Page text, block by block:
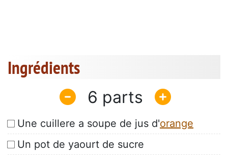
Ingrédients
6
Une cuillere a soupe de jus d'orange
Un pot de yaourt de sucre